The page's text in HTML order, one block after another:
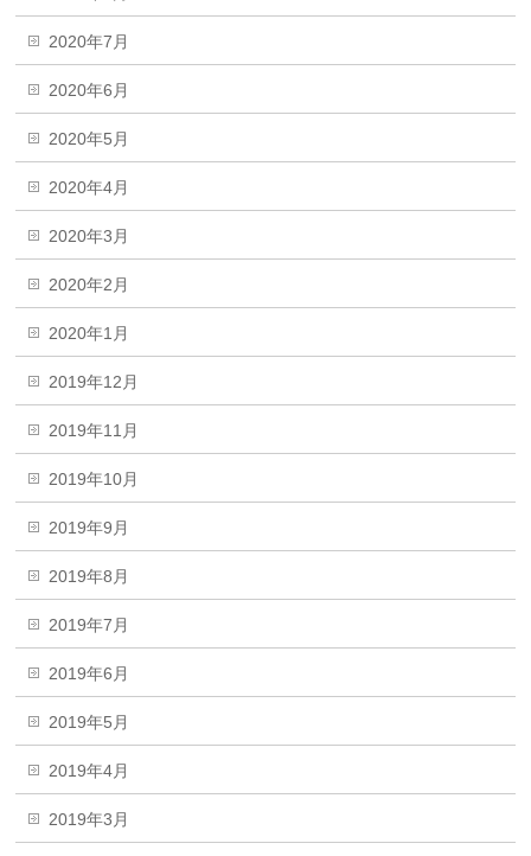
2020年7月
2020年6月
2020年5月
2020年4月
2020年3月
2020年2月
2020年1月
2019年12月
2019年11月
2019年10月
2019年9月
2019年8月
2019年7月
2019年6月
2019年5月
2019年4月
2019年3月